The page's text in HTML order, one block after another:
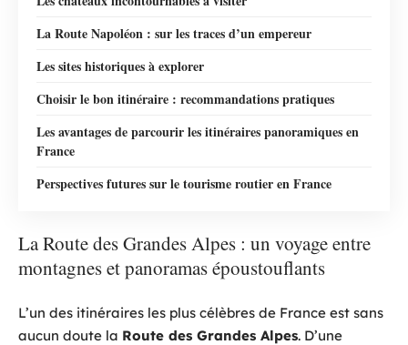
La Route Napoléon : sur les traces d’un empereur
Les sites historiques à explorer
Choisir le bon itinéraire : recommandations pratiques
Les avantages de parcourir les itinéraires panoramiques en
France
Perspectives futures sur le tourisme routier en France
La Route des Grandes Alpes : un voyage entre
montagnes et panoramas époustouflants
L’un des itinéraires les plus célèbres de France est sans
aucun doute la Route des Grandes Alpes. D’une